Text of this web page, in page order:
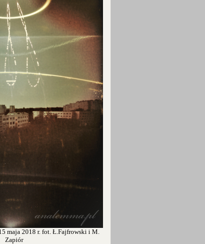
maja 2018 r. fot. Ł.Fajfrowski i M.
Zapiór